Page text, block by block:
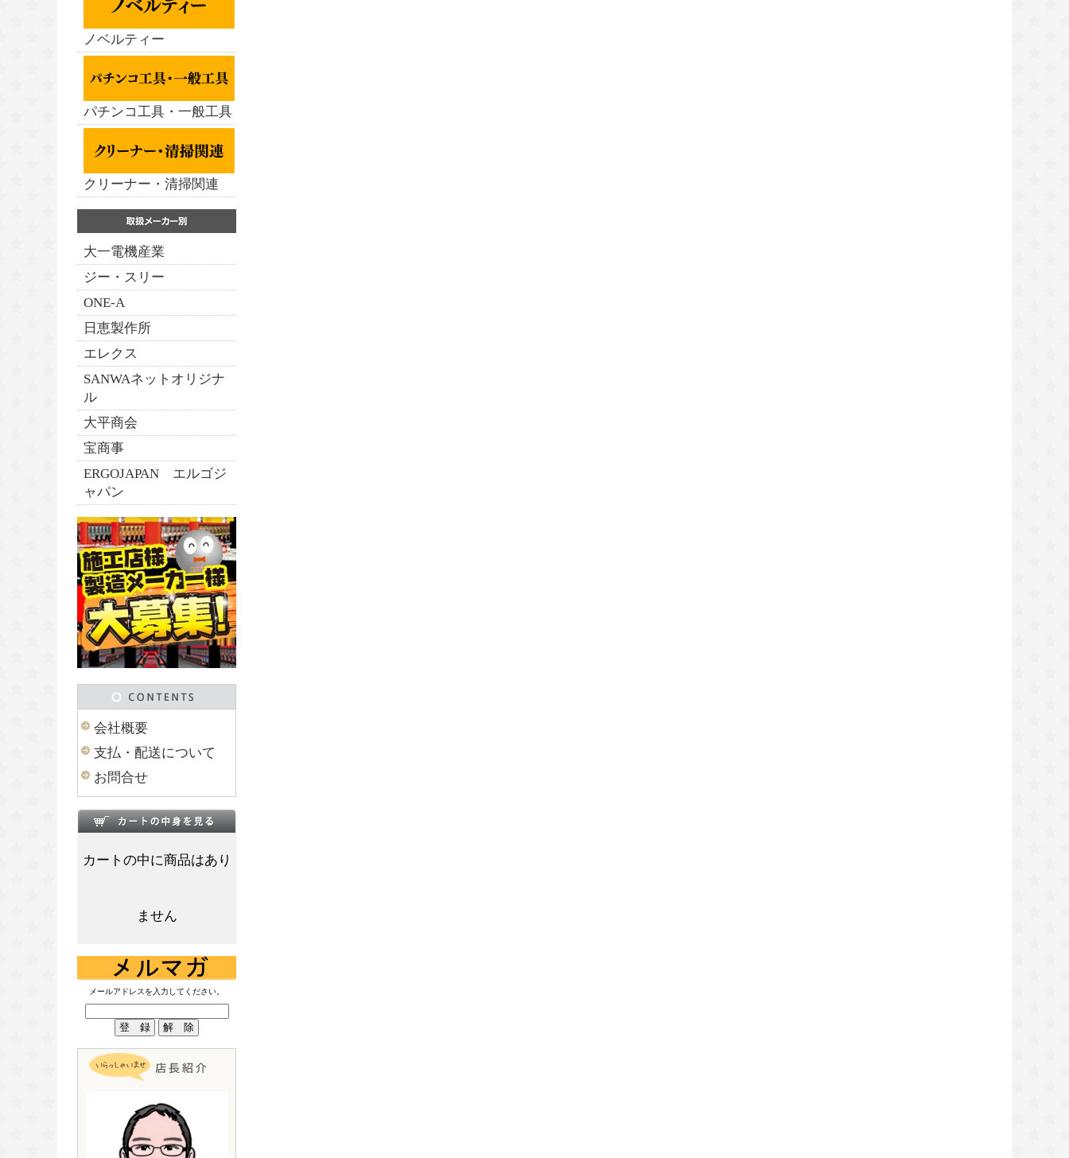
ノベルティー
パチンコ工具・一般工具
クリーナー・清掃関連
大一電機産業
ジー・スリー
ONE-A
日恵製作所
エレクス
SANWAネットオリジナ
ル
大平商会
宝商事
ERGOJAPAN エルゴジ
ャパン
会社概要
支払・配送について
お問合せ
カートの中に商品はあり
ません
メールアドレスを入力してください。